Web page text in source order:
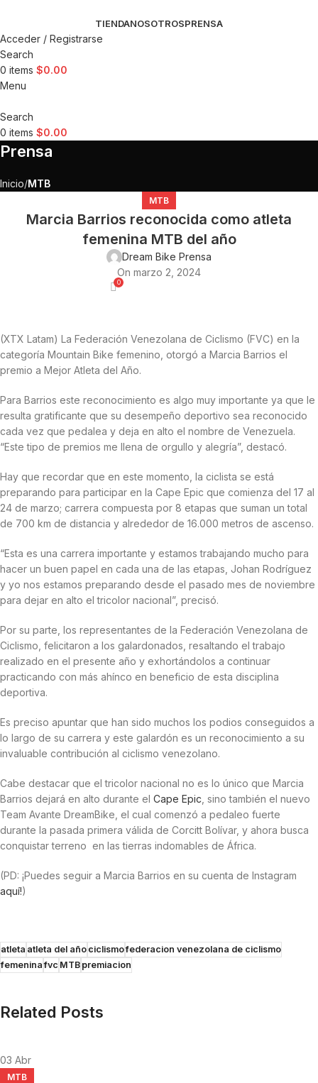
TIENDANOSOTROSPRENSA
Acceder / Registrarse
Search
0 items $0.00
Menu
Search
0 items $0.00
Prensa
Inicio MTB
MTB
Marcia Barrios reconocida como atleta
femenina MTB del año
Dream Bike Prensa
On marzo 2, 2024
0
(XTX Latam) La Federación Venezolana de Ciclismo (FVC) en la
categoría Mountain Bike femenino, otorgó a Marcia Barrios el
premio a Mejor Atleta del Año.
Para Barrios este reconocimiento es algo muy importante ya que le
resulta gratificante que su desempeño deportivo sea reconocido
cada vez que pedalea y deja en alto el nombre de Venezuela.
“Este tipo de premios me llena de orgullo y alegría”, destacó.
Hay que recordar que en este momento, la ciclista se está
preparando para participar en la Cape Epic que comienza del 17 al
24 de marzo; carrera compuesta por 8 etapas que suman un total
de 700 km de distancia y alrededor de 16.000 metros de ascenso.
“Esta es una carrera importante y estamos trabajando mucho para
hacer un buen papel en cada una de las etapas, Johan Rodríguez
y yo nos estamos preparando desde el pasado mes de noviembre
para dejar en alto el tricolor nacional”, precisó.
Por su parte, los representantes de la Federación Venezolana de
Ciclismo, felicitaron a los galardonados, resaltando el trabajo
realizado en el presente año y exhortándolos a continuar
practicando con más ahínco en beneficio de esta disciplina
deportiva.
Es preciso apuntar que han sido muchos los podios conseguidos a
lo largo de su carrera y este galardón es un reconocimiento a su
invaluable contribución al ciclismo venezolano.
Cabe destacar que el tricolor nacional no es lo único que Marcia
Barrios dejará en alto durante el Cape Epic , sino también el nuevo
Team Avante DreamBike, el cual comenzó a pedaleo fuerte
durante la pasada primera válida de Corcitt Bolívar, y ahora busca
conquistar terreno en las tierras indomables de África.
(PD: ¡Puedes seguir a Marcia Barrios en su cuenta de Instagram
aquí!)
atleta atleta del añociclismofederacion venezolana de ciclismo
femenina fvc MTBpremiacion
Related Posts
03 Abr
MTB